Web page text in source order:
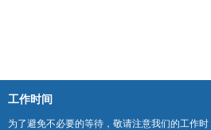
工作时间
为了避免不必要的等待，敬请注意我们的工作时